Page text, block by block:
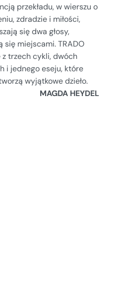
przekładu, w wierszu o
zdradzie i miłości,
się dwa głosy,
się miejscami. TRADO
z trzech cykli, dwóch
i jednego eseju, które
wyjątkowe dzieło.
MAGDA HEYDEL